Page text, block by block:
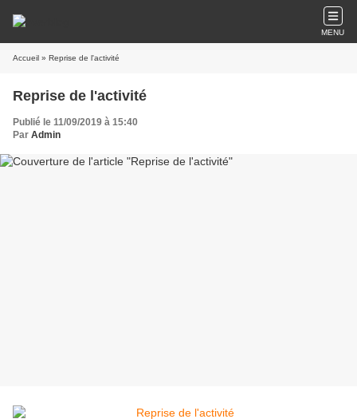
MENU
Accueil » Reprise de l'activité
Reprise de l'activité
Publié le 11/09/2019 à 15:40
Par Admin